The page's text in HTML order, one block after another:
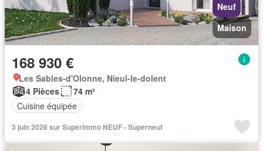
Neuf
Maison
168 930 €
Les Sables-d'Olonne, Nieul-le-dolent
4 Pièces
74 m²
Cuisine équipée
3 juin 2026 sur Superimmo NEUF - Superneuf